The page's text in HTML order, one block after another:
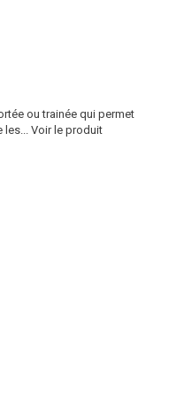
ou trainée qui permet
Voir le produit